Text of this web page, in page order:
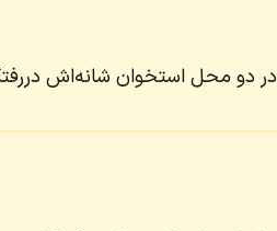
در دو محل استخوان شانه‌اش